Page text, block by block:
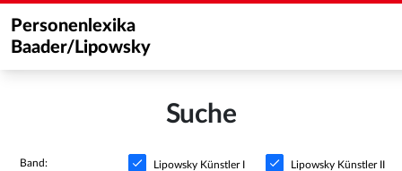
Personenlexika
Baader/Lipowsky
Suche
Band: Lipowsky Künstler I Lipowsky Künstler II